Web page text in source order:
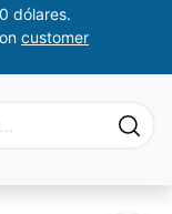
dólares.
customer